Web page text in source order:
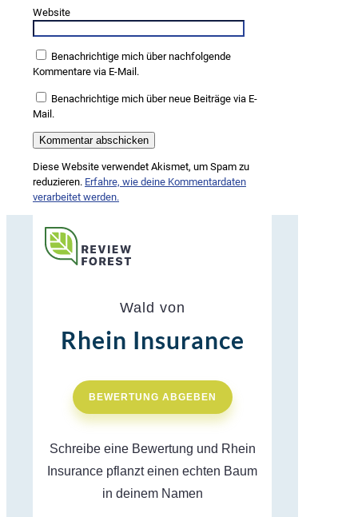
Website
Benachrichtige mich über nachfolgende
Kommentare via E-Mail.
Benachrichtige mich über neue Beiträge via E-
Mail.
Diese Website verwendet Akismet, um Spam zu
reduzieren. Erfahre, wie deine Kommentardaten
verarbeitet werden.
Wald von
Rhein Insurance
BEWERTUNG ABGEBEN
Schreibe eine Bewertung und Rhein
Insurance pflanzt einen echten Baum
in deinem Namen